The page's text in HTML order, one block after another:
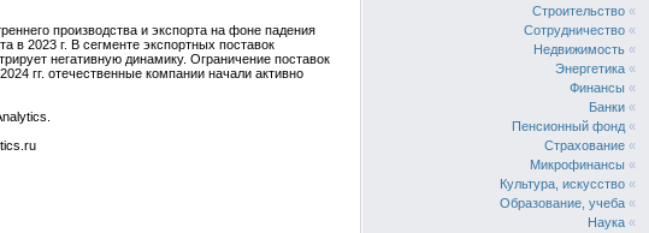
производства и экспорта на фоне падения
в 2023 г. В сегменте экспортных поставок
негативную динамику. Ограничение поставок
гг. отечественные компании начали активно
Строительство «
Сотрудничество «
Недвижимость «
Энергетика «
Финансы «
Банки «
Пенсионный фонд «
Страхование «
Микрофинансы «
Культура, искусство «
Образование, учеба «
Наука «